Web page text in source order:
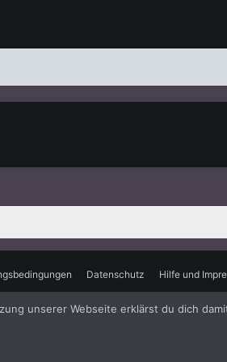
Datenschutz Hilfe und
unserer Webseite erklärst du dich